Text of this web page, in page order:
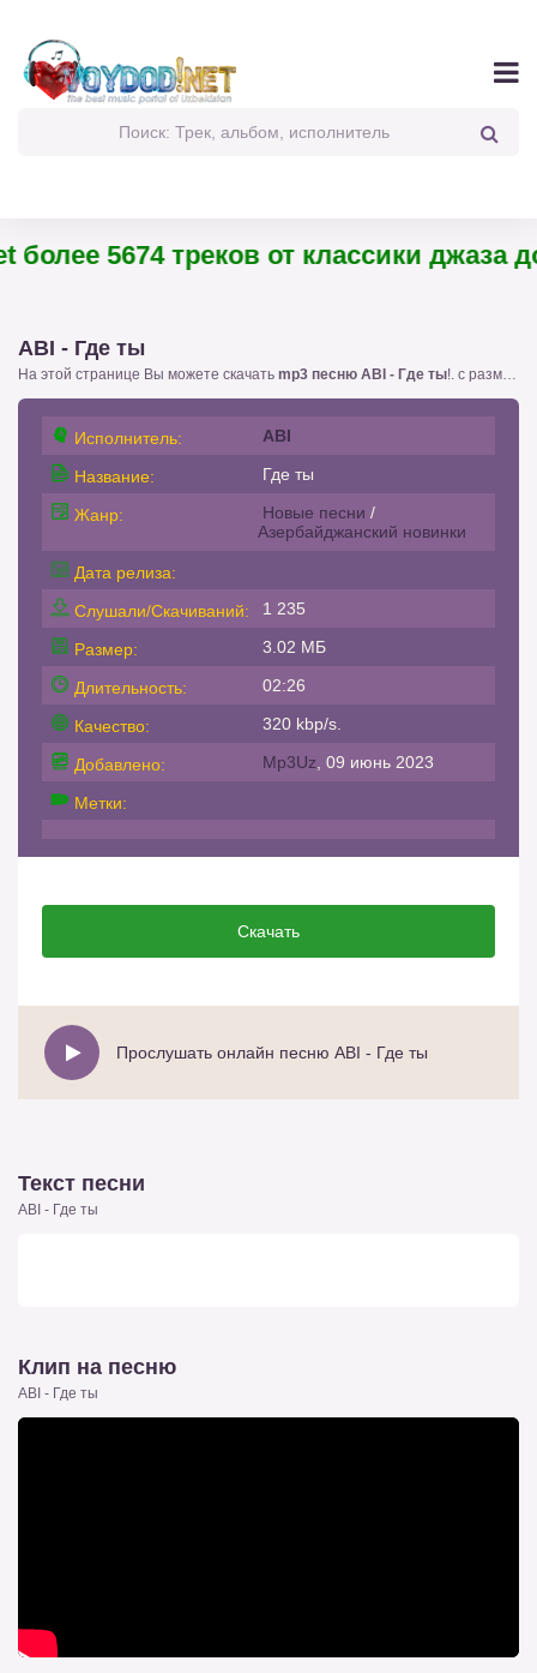
5674 треков от классики джаза до
ABI - Где ты
На этой странице Вы можете скачать mp3 песню ABI - Где ты!. с размером 3.02 бесплатно или слушать
Исполнитель: ABI
Название: Где ты
Жанр: Новые песни /
Азербайджанский новинки
Дата релиза:
Слушали/Скачиваний:
1 235
Размер: 3.02 МБ
Длительность: 02:26
Качество: 320 kbp/s.
Добавлено: Mp3Uz , 09 июнь 2023
Метки:
Скачать
Прослушать онлайн песню ABI - Где ты
Текст песни
ABI - Где ты
Клип на песню
ABI - Где ты